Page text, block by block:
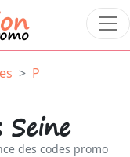
P
des codes promo